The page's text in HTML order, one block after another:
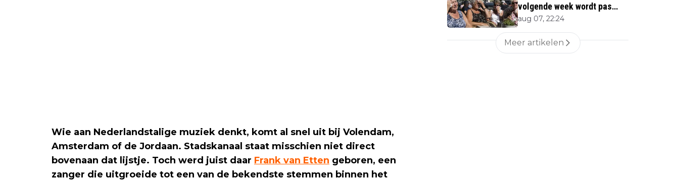
Wie aan Nederlandstalige muziek denkt, komt al snel uit bij Volendam,
Amsterdam of de Jordaan. Stadskanaal staat misschien niet direct
bovenaan dat lijstje. Toch werd juist daar Frank van Etten geboren, een
zanger die uitgroeide tot een van de bekendste stemmen binnen het
volgende week wordt pas
écht heet
aug 07, 22:24
Meer artikelen